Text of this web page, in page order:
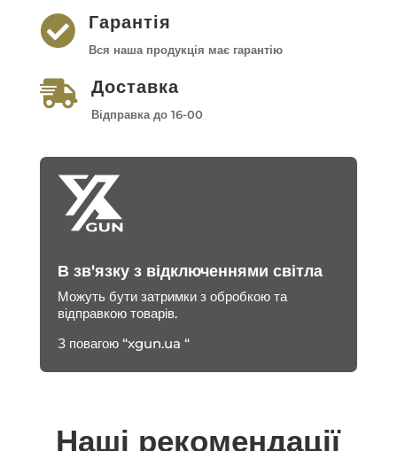
 Гарантія
Вся наша продукція має гарантію
 Доставка
Відправка до 16-00
В зв'язку з відключеннями світла
Можуть бути затримки з обробкою та
відправкою товарів.
З повагою “xgun.ua “
Наші рекомендації